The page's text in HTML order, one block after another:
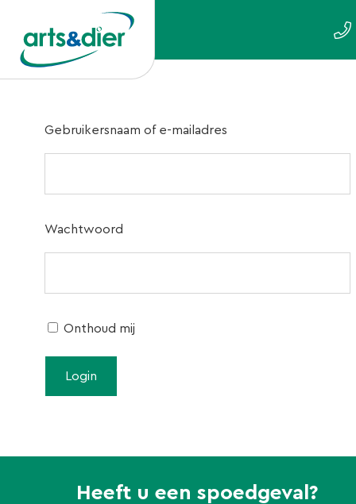
Gebruikersnaam of e-mailadres
Wachtwoord
Onthoud mij
Heeft u een spoedgeval?